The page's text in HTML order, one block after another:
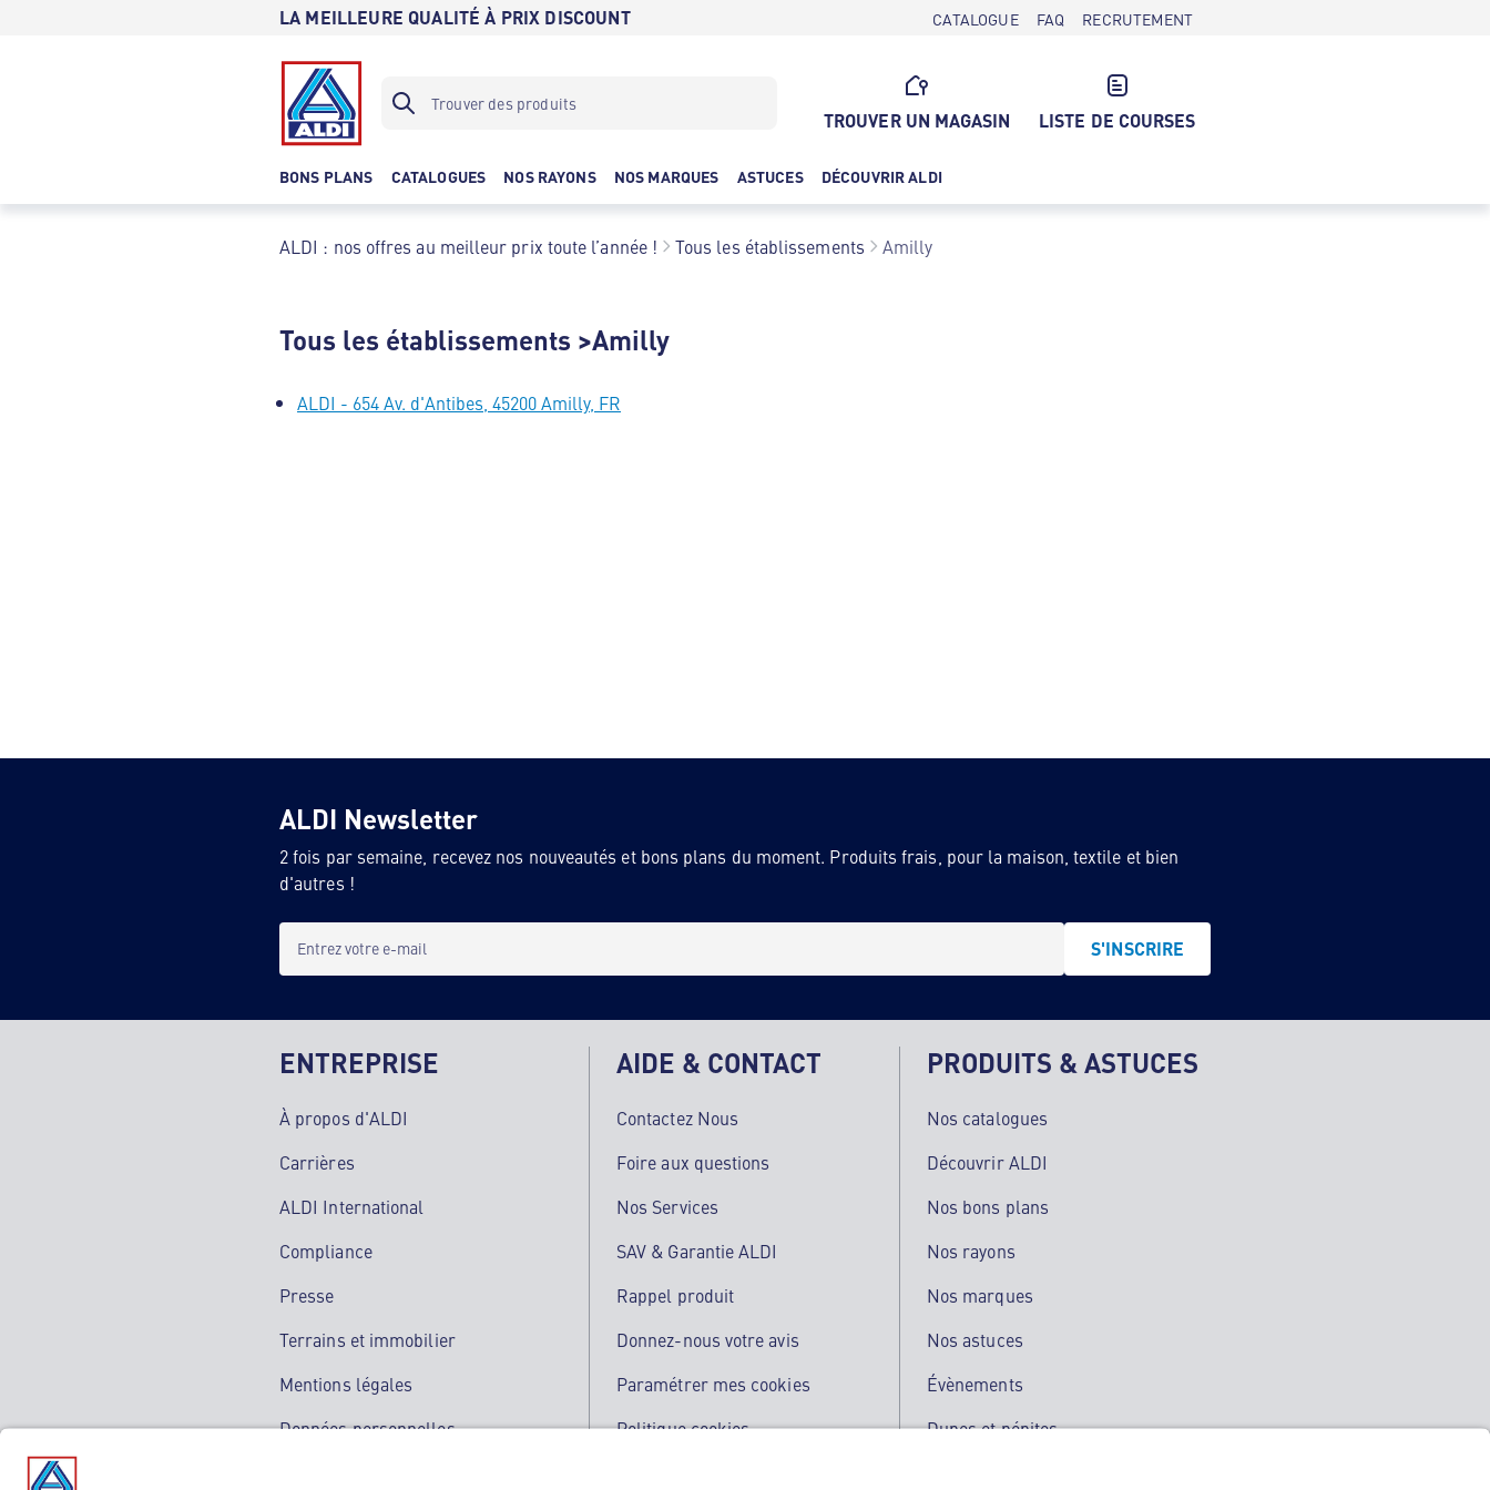
LA MEILLEURE QUALITÉ À PRIX DISCOUNT CATALOGUE FAQ RECRUTEMENT
TROUVER UN MAGASIN LISTE DE COURSES
BONS PLANS CATALOGUES NOS RAYONS NOS MARQUES ASTUCES DÉCOUVRIR ALDI
ALDI : nos offres au meilleur prix toute l’année ! Tous les établissements Amilly
Tous les établissements >Amilly
ALDI - 654 Av. d'Antibes, 45200 Amilly, FR
ALDI Newsletter
2 fois par semaine, recevez nos nouveautés et bons plans du moment. Produits frais, pour la maison, textile et bien
d'autres !
Entrez votre e-mail S'INSCRIRE
ENTREPRISE
À propos d'ALDI
Carrières
ALDI International
Compliance
Presse
Terrains et immobilier
Mentions légales
Données personnelles
AIDE & CONTACT
Contactez Nous
Foire aux questions
Nos Services
SAV & Garantie ALDI
Rappel produit
Donnez-nous votre avis
Paramétrer mes cookies
Politique cookies
PRODUITS & ASTUCES
Nos catalogues
Découvrir ALDI
Nos bons plans
Nos rayons
Nos marques
Nos astuces
Évènements
Dupes et pépites